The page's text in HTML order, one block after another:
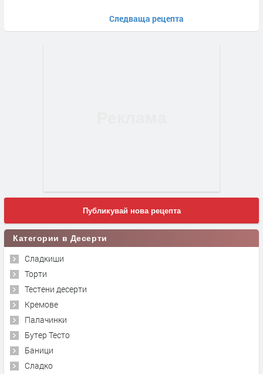
Следваща рецепта
Публикувай нова рецепта
Категории в Десерти
Сладкиши
Торти
Тестени десерти
Кремове
Палачинки
Бутер Тесто
Баници
Сладко